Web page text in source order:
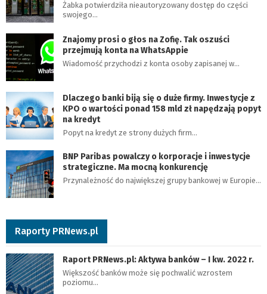
Żabka potwierdziła nieautoryzowany dostęp do części
swojego…
Znajomy prosi o głos na Zofię. Tak oszuści
przejmują konta na WhatsAppie
Wiadomość przychodzi z konta osoby zapisanej w…
Dlaczego banki biją się o duże firmy. Inwestycje z
KPO o wartości ponad 158 mld zł napędzają popyt
na kredyt
Popyt na kredyt ze strony dużych firm…
BNP Paribas powalczy o korporacje i inwestycje
strategiczne. Ma mocną konkurencję
Przynależność do największej grupy bankowej w Europie…
Raporty PRNews.pl
Raport PRNews.pl: Aktywa banków – I kw. 2022 r.
Większość banków może się pochwalić wzrostem
poziomu…